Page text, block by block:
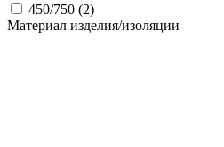
450/750 (2)
Материал изделия/изоляции